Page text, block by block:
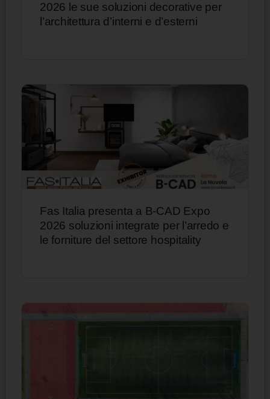
2026 le sue soluzioni decorative per
l’architettura d’interni e d’esterni
Fas Italia presenta a B-CAD Expo
2026 soluzioni integrate per l’arredo e
le forniture del settore hospitality